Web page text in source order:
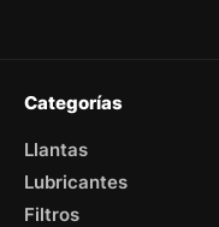
Categorías
Llantas
Lubricantes
Filtros